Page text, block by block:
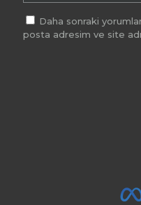
Daha sonraki
posta adresim ve site